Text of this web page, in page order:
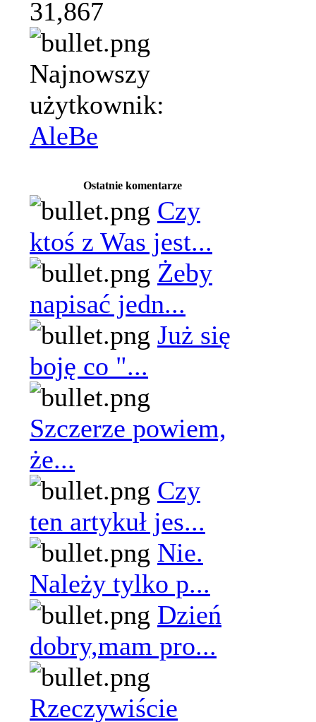
31,867
Najnowszy
użytkownik:
AleBe
Ostatnie komentarze
Czy
ktoś z Was jest...
Żeby
napisać jedn...
Już się
boję co "...
Szczerze powiem,
że...
Czy
ten artykuł jes...
Nie.
Należy tylko p...
Dzień
dobry,mam pro...
Rzeczywiście